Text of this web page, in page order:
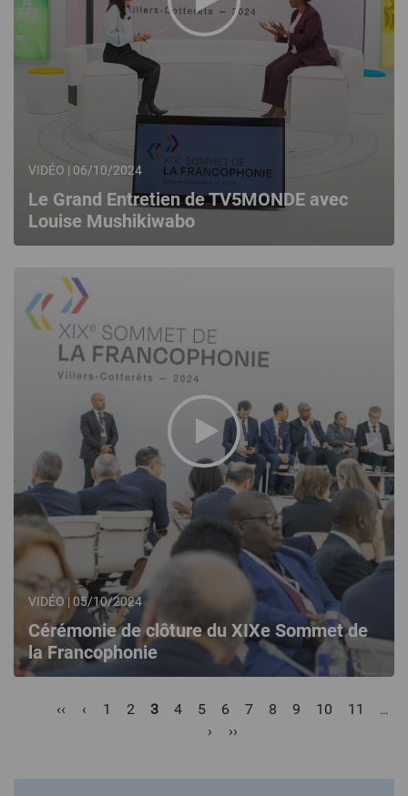
VIDÉO | 06/10/2024
Le Grand Entretien de TV5MONDE avec
Louise Mushikiwabo
VIDÉO | 05/10/2024
Cérémonie de clôture du XIXe Sommet de
la Francophonie
Pagination
Première
‹‹
Page
‹ Page
1 Page
2
Page
3 Page
4 Page
5 Page
6 Page
7 Page
8 Page
9 Page
10 Page
11 …
Page
›
Dernière
››